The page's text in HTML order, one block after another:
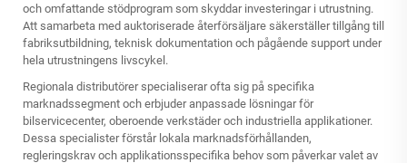
och omfattande stödprogram som skyddar investeringar i utrustning.
Att samarbeta med auktoriserade återförsäljare säkerställer tillgång till
fabriksutbildning, teknisk dokumentation och pågående support under
hela utrustningens livscykel.
Regionala distributörer specialiserar ofta sig på specifika
marknadssegment och erbjuder anpassade lösningar för
bilservicecenter, oberoende verkstäder och industriella applikationer.
Dessa specialister förstår lokala marknadsförhållanden,
regleringskrav och applikationsspecifika behov som påverkar valet av